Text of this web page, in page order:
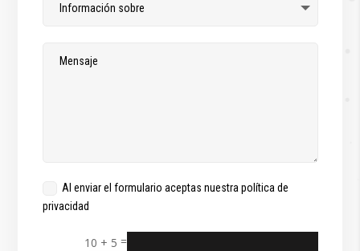
Al enviar el formulario aceptas nuestra política de
privacidad
10 + 5 =